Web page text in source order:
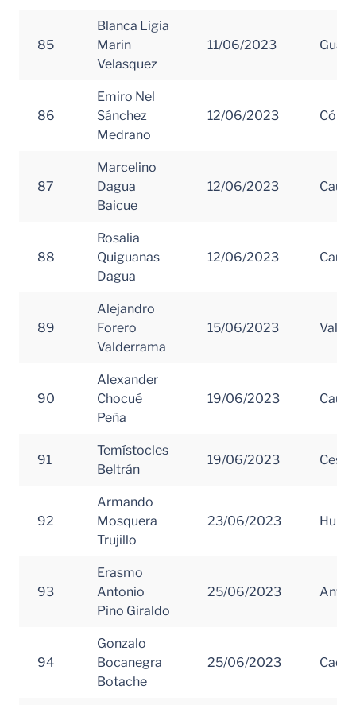
85
Blanca Ligia
Marin
Velasquez
11/06/2023
86
Emiro Nel
Sánchez
Medrano
12/06/2023
87
Marcelino
Dagua
Baicue
12/06/2023
88
Rosalia
Quiguanas
Dagua
12/06/2023
89
Alejandro
Forero
Valderrama
15/06/2023 Valle
90
Alexander
Chocué
Peña
19/06/2023
91
Temístocles
Beltrán
19/06/2023 Cesar
92
Armando
Mosquera
Trujillo
23/06/2023 Huila
93
Erasmo
Antonio
Pino Giraldo
25/06/2023
94
Gonzalo
Bocanegra
Botache
25/06/2023